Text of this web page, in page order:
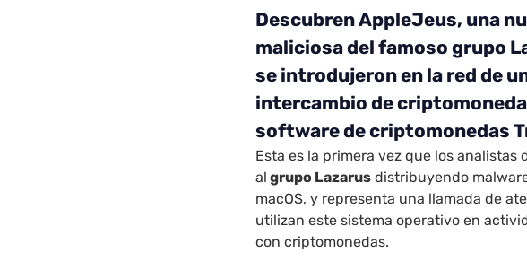
Descubren AppleJeus, una
maliciosa del famoso grupo
se introdujeron en la red de
intercambio de
software de criptomonedas
Esta es la primera vez que los analistas
al grupo Lazarus distribuyendo
macOS, y representa una llamada de
utilizan este sistema operativo en
con criptomonedas.